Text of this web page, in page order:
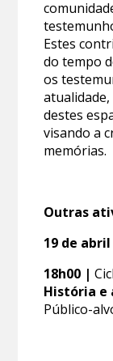
Estes
do tempo
os
destes
visando a
memórias.
Outras
19 de abril
18h00 |
História e
Público-